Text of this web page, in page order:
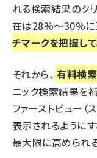
れる検索結果のク
在は28%～30%に
チマークを把握し
それから、 有料検
ニック検索結果を
ファーストビュー（
表示されるように
最大限に高められる